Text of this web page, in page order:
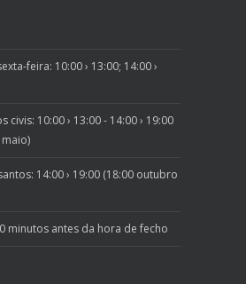
feira: 10:00 › 13:00; 14:00 ›
civis: 10:00 › 13:00 - 14:00 › 19:00
14:00 › 19:00 (18:00 outubro
minutos antes da hora de fecho